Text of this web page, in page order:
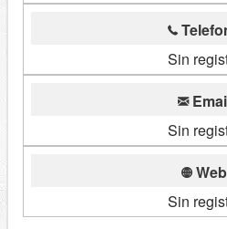
Sin
Sin
Web
Sin